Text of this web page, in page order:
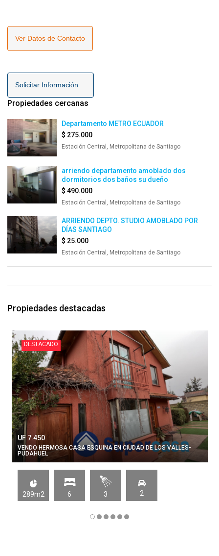
Ver Datos de Contacto
Solicitar Información
Propiedades cercanas
Departamento METRO ECUADOR
$ 275.000
Estación Central, Metropolitana de Santiago
arriendo departamento amoblado dos
dormitorios dos baños su dueño
$ 490.000
Estación Central, Metropolitana de Santiago
ARRIENDO DEPTO. STUDIO AMOBLADO POR
DÍAS SANTIAGO
$ 25.000
Estación Central, Metropolitana de Santiago
Propiedades destacadas
DESTACADO
UF 7.450
VENDO HERMOSA CASA ESQUINA EN CIUDAD DE LOS VALLES-
PUDAHUEL
289m2 6 3 2